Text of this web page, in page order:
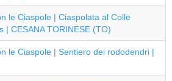
le Ciaspole | Ciaspolata al Colle
| CESANA TORINESE (TO)
le Ciaspole | Sentiero dei rododendri |